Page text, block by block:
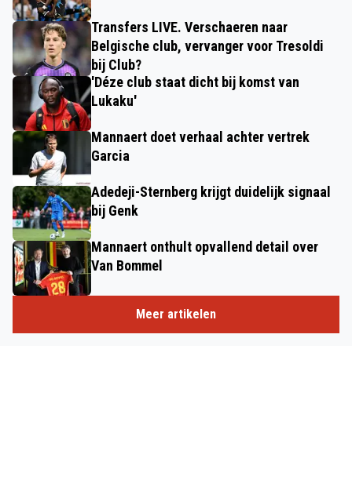
Transfers LIVE. Verschaeren naar
Belgische club, vervanger voor Tresoldi
bij Club?
'Déze club staat dicht bij komst van
Lukaku'
Mannaert doet verhaal achter vertrek
Garcia
Adedeji-Sternberg krijgt duidelijk signaal
bij Genk
Mannaert onthult opvallend detail over
Van Bommel
Meer artikelen